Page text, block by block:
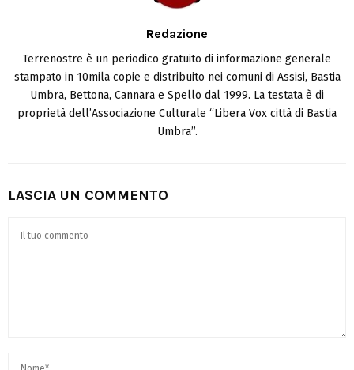
Redazione
Terrenostre è un periodico gratuito di informazione generale
stampato in 10mila copie e distribuito nei comuni di Assisi, Bastia
Umbra, Bettona, Cannara e Spello dal 1999. La testata è di
proprietà dell’Associazione Culturale “Libera Vox città di Bastia
Umbra”.
LASCIA UN COMMENTO